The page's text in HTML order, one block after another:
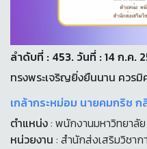
ลำดับที่ : 453. วันที่ : 14 ก.ค.
ทรงพระเจริญยิ่งยืนนาน ควรมิ
เกล้ากระหม่อม นายคมกริช ก
ตำแหน่ง: พนักงานมหาวิทยาลัย
หน่วยงาน : สำนักส่งเสริมวิชาก